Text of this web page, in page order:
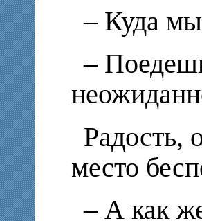
– Куда
–
Радость,
место
– А как